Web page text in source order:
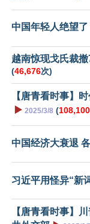
中国年轻人绝望了
越南惊现戈氏裁
(46,676次)
【唐青看时事】
▶️ 2025/3/8 (108,100
中国经济大衰退
习近平用怪异“新
【唐青看时事】